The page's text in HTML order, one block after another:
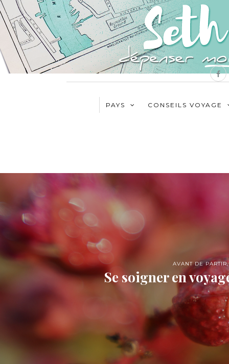
PAYS CONSEILS VOYAGE
AVANT DE PARTIR
Se soigner en